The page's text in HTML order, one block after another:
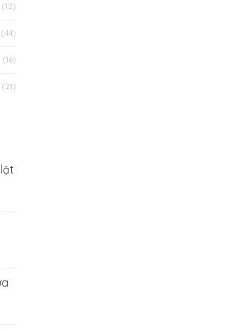
(12)
(44)
(16)
(21)